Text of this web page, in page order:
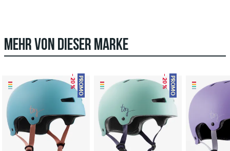
MEHR VON DIESER MARKE
PROMO
– 20 % PROMO
– 20 %